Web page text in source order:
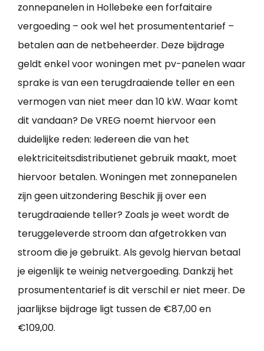
zonnepanelen in Hollebeke een forfaitaire
vergoeding – ook wel het prosumententarief –
betalen aan de netbeheerder. Deze bijdrage
geldt enkel voor woningen met pv-panelen waar
sprake is van een terugdraaiende teller en een
vermogen van niet meer dan 10 kW. Waar komt
dit vandaan? De VREG noemt hiervoor een
duidelijke reden: Iedereen die van het
elektriciteitsdistributienet gebruik maakt, moet
hiervoor betalen. Woningen met zonnepanelen
zijn geen uitzondering Beschik jij over een
terugdraaiende teller? Zoals je weet wordt de
teruggeleverde stroom dan afgetrokken van
stroom die je gebruikt. Als gevolg hiervan betaal
je eigenlijk te weinig netvergoeding. Dankzij het
prosumententarief is dit verschil er niet meer. De
jaarlijkse bijdrage ligt tussen de €87,00 en
€109,00.